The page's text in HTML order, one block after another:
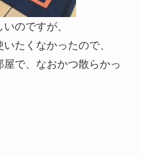
のですが、
たくなかったので、
で、なおかつ散らかっ